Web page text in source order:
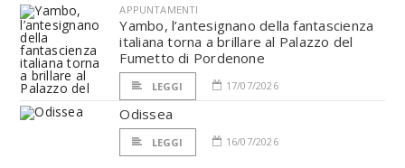
APPUNTAMENTI
Yambo, l’antesignano della fantascienza
italiana torna a brillare al Palazzo del
Fumetto di Pordenone
LEGGI 17/07/2026
Odissea
LEGGI 16/07/2026